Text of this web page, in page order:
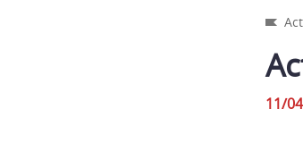
11/